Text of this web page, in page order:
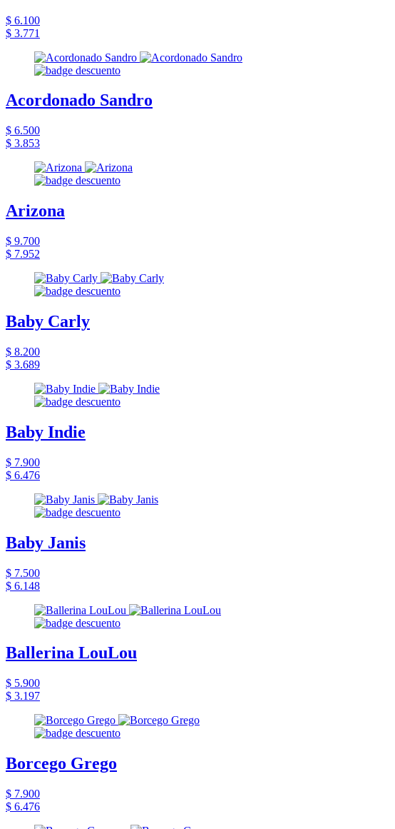
$ 6.100
$ 3.771
Acordonado Sandro
$ 6.500
$ 3.853
Arizona
$ 9.700
$ 7.952
Baby Carly
$ 8.200
$ 3.689
Baby Indie
$ 7.900
$ 6.476
Baby Janis
$ 7.500
$ 6.148
Ballerina LouLou
$ 5.900
$ 3.197
Borcego Grego
$ 7.900
$ 6.476